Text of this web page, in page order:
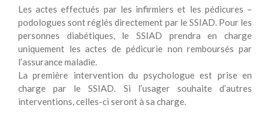
Les actes effectués par les infirmiers et les pédicures –
podologues sont réglés directement par le SSIAD. Pour les
personnes diabétiques, le SSIAD prendra en charge
uniquement les actes de pédicurie non remboursés par
l’assurance maladie.
La première intervention du psychologue est prise en
charge par le SSIAD. Si l’usager souhaite d’autres
interventions, celles-ci seront à sa charge.